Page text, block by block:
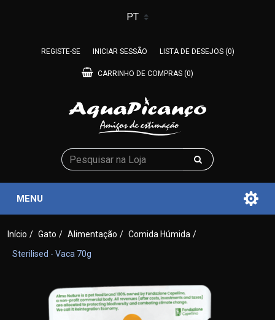
REGISTE-SE INICIAR SESSÃO LISTA DE DESEJOS (0)
CARRINHO DE COMPRAS (0)
MENU
Início / Gato / Alimentação / Comida Húmida /
Sterilised - Vaca 70g